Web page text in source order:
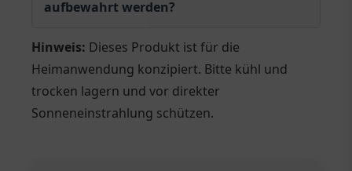
aufbewahrt werden?
Hinweis: Dieses Produkt ist für die
Heimanwendung konzipiert. Bitte kühl und
trocken lagern und vor direkter
Sonneneinstrahlung schützen.